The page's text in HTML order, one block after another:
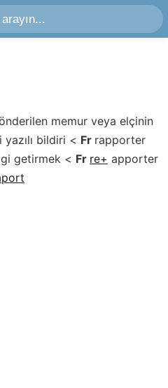
memur veya elçinin
bildiri < Fr rapporter
getirmek < Fr re+ apporter